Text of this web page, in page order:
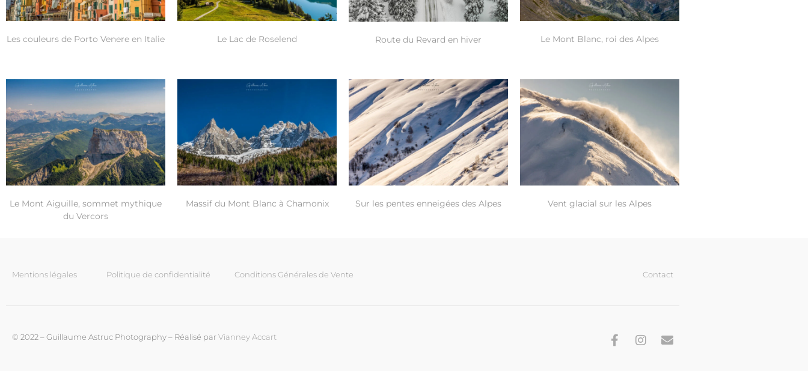
Les couleurs de Porto Venere en Italie Le Lac de Roselend Route du Revard en hiver Le Mont Blanc, roi des Alpes
Le Mont Aiguille, sommet mythique
du Vercors
Massif du Mont Blanc à Chamonix Sur les pentes enneigées des Alpes Vent glacial sur les Alpes
Mentions légales Politique de confidentialité Conditions Générales de Vente Contact
© 2022 – Guillaume Astruc Photography – Réalisé parVianney Accart